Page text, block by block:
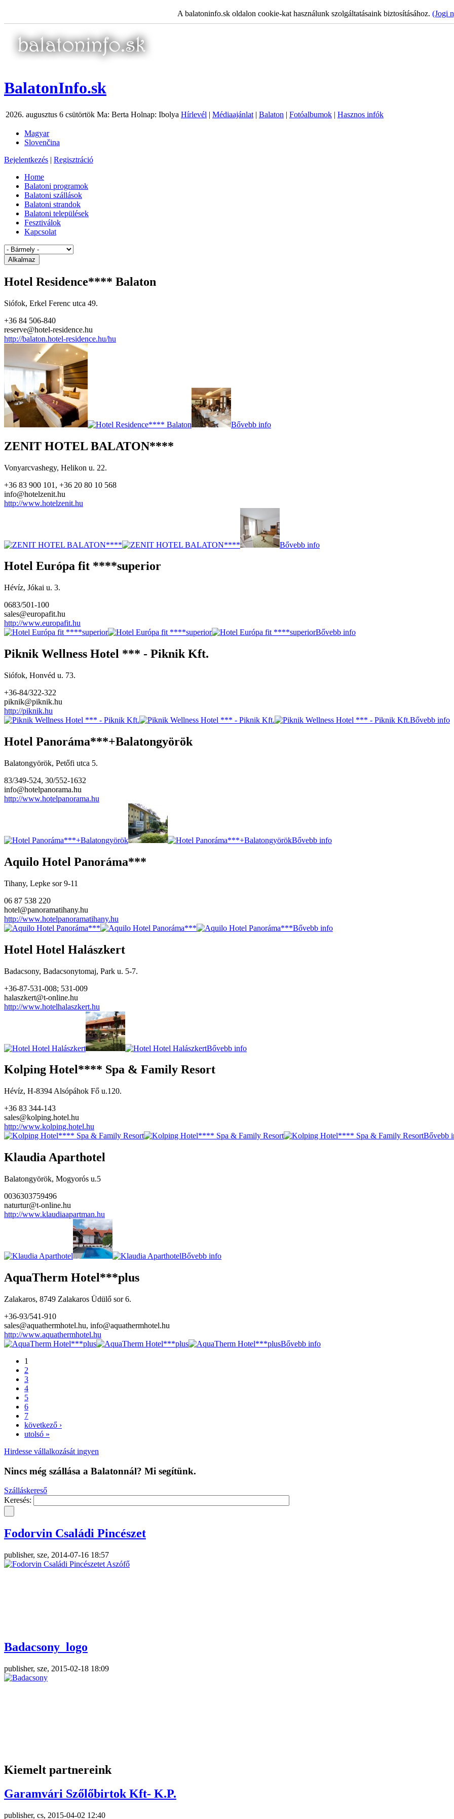
A balatoninfo.sk oldalon cookie-kat használunk szolgáltatásaink biztosításához. (Jogi
BalatonInfo.sk
2026. augusztus 6 csütörtök Ma: Berta Holnap: Ibolya Hírlevél | Médiaajánlat | Balaton | Fotóalbumok | Hasznos infók
Magyar
Slovenčina
Bejelentkezés | Regisztráció
Home
Balatoni programok
Balatoni szállások
Balatoni strandok
Balatoni települések
Fesztiválok
Kapcsolat
Hotel Residence**** Balaton
Siófok, Erkel Ferenc utca 49.
+36 84 506-840
reserve@hotel-residence.hu
http://balaton.hotel-residence.hu/hu
Bővebb info
ZENIT HOTEL BALATON****
Vonyarcvashegy, Helikon u. 22.
+36 83 900 101, +36 20 80 10 568
info@hotelzenit.hu
http://www.hotelzenit.hu
Bővebb info
Hotel Európa fit ****superior
Hévíz, Jókai u. 3.
0683/501-100
sales@europafit.hu
http://www.europafit.hu
Bővebb info
Piknik Wellness Hotel *** - Piknik Kft.
Siófok, Honvéd u. 73.
+36-84/322-322
piknik@piknik.hu
http://piknik.hu
Bővebb info
Hotel Panoráma***+Balatongyörök
Balatongyörök, Petőfi utca 5.
83/349-524, 30/552-1632
info@hotelpanorama.hu
http://www.hotelpanorama.hu
Bővebb info
Aquilo Hotel Panoráma***
Tihany, Lepke sor 9-11
06 87 538 220
hotel@panoramatihany.hu
http://www.hotelpanoramatihany.hu
Bővebb info
Hotel Hotel Halászkert
Badacsony, Badacsonytomaj, Park u. 5-7.
+36-87-531-008; 531-009
halaszkert@t-online.hu
http://www.hotelhalaszkert.hu
Bővebb info
Kolping Hotel**** Spa & Family Resort
Hévíz, H-8394 Alsópáhok Fő u.120.
+36 83 344-143
sales@kolping.hotel.hu
http://www.kolping.hotel.hu
Bővebb
Klaudia Aparthotel
Balatongyörök, Mogyorós u.5
0036303759496
naturtur@t-online.hu
http://www.klaudiaapartman.hu
Bővebb info
AquaTherm Hotel***plus
Zalakaros, 8749 Zalakaros Üdülő sor 6.
+36-93/541-910
sales@aquathermhotel.hu, info@aquathermhotel.hu
http://www.aquathermhotel.hu
Bővebb info
1
2
3
4
5
6
7
következő ›
utolsó »
Hirdesse vállalkozását ingyen
Nincs még szállása a Balatonnál? Mi segítünk.
Szálláskereső
Keresés:
Fodorvin Családi Pincészet
publisher, sze, 2014-07-16 18:57
Badacsony_logo
publisher, sze, 2015-02-18 18:09
Kiemelt partnereink
Garamvári Szőlőbirtok Kft- K.P.
publisher, cs, 2015-04-02 12:40